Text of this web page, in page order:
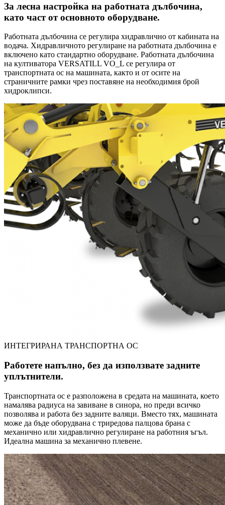
За лесна настройка на работната дълбочина,
като част от основното оборудване.
Работната дълбочина се регулира хидравлично от кабината на
водача. Хидравличното регулиране на работната дълбочина е
включено като стандартно оборудване. Работната дълбочина
на култиватора VERSATILL VO_L се регулира от
транспортната ос на машината, както и от осите на
страничните рамки чрез поставяне на необходимия брой
хидроклипси.
ИНТЕГРИРАНА ТРАНСПОРТНА ОС
Работете напълно, без да използвате задните
уплътнители.
Транспортната ос е разположена в средата на машината, което
намалява радиуса на завиване в синора, но преди всичко
позволява и работа без задните валяци. Вместо тях, машината
може да бъде оборудвана с триредова палцова брана с
механично или хидравлично регулиране на работния ъгъл.
Идеална машина за механично плевене.